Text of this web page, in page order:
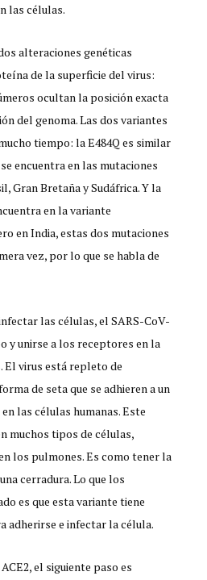
las células.
alteraciones genéticas
de la superficie del virus:
ocultan la posición exacta
del genoma. Las dos variantes
tiempo: la E484Q es similar
encuentra en las mutaciones
Gran Bretaña y Sudáfrica. Y la
en la variante
en India, estas dos mutaciones
vez, por lo que se habla de
las células, el SARS-CoV-
y unirse a los receptores en la
El virus está repleto de
de seta que se adhieren a un
las células humanas. Este
muchos tipos de células,
los pulmones. Es como tener la
cerradura. Lo que los
es que esta variante tiene
adherirse e infectar la célula.
el siguiente paso es